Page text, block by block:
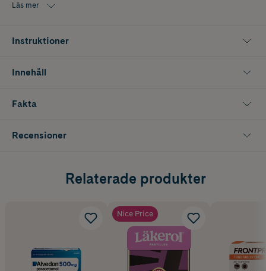
Läs mer
Instruktioner
Innehåll
Fakta
Recensioner
Relaterade produkter
Nice Price